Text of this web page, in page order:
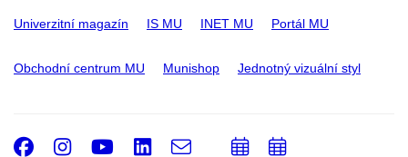
Univerzitní magazín IS MU INET MU Portál MU
Obchodní centrum MU Munishop Jednotný vizuální styl
Facebook
Instagram
Youtube
LinkedIn
e-
PřidatPřidat